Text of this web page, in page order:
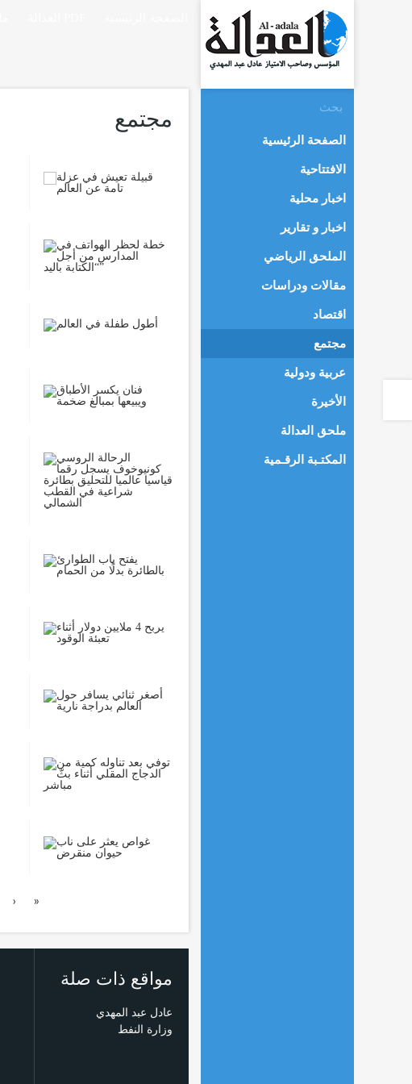
مجتمع
› »
مواقع ذات صلة
عادل عبد المهدي
وزارة النفط
الصفحة الرئيسية
الافتتاحية
اخبار محلية
اخبار و تقارير
الملحق الرياضي
مقالات ودراسات
اقتصاد
مجتمع
عربية ودولية
الأخيرة
ملحق العدالة
المكتـبة الرقـمية